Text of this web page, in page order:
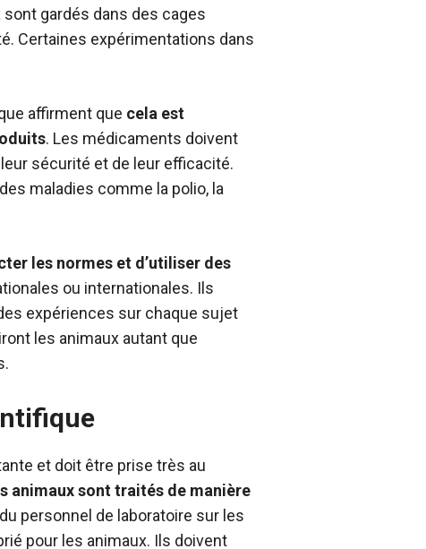
gardés dans des cages
Certaines expérimentations dans
affirment que cela est
. Les médicaments doivent
sécurité et de leur efficacité.
maladies comme la polio, la
les normes et d’utiliser des
ou internationales. Ils
expériences sur chaque sujet
les animaux autant que
et doit être prise très au
animaux sont traités de manière
personnel de laboratoire sur les
pour les animaux. Ils doivent